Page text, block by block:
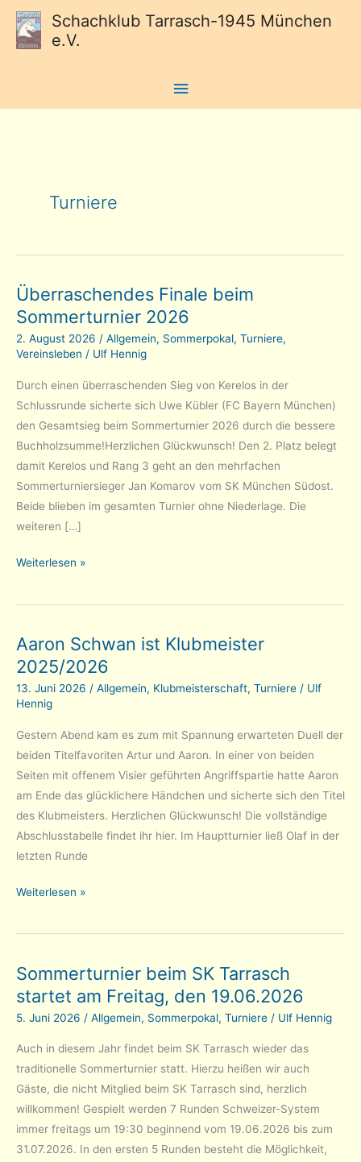
Schachklub Tarrasch-1945 München
e.V.
Hauptmenü
Turniere
Überraschendes Finale beim
Sommerturnier 2026
2. August 2026 / Allgemein, Sommerpokal, Turniere,
Vereinsleben / Ulf Hennig
Durch einen überraschenden Sieg von Kerelos in der
Schlussrunde sicherte sich Uwe Kübler (FC Bayern München)
den Gesamtsieg beim Sommerturnier 2026 durch die bessere
Buchholzsumme!Herzlichen Glückwunsch! Den 2. Platz belegt
damit Kerelos und Rang 3 geht an den mehrfachen
Sommerturniersieger Jan Komarov vom SK München Südost.
Beide blieben im gesamten Turnier ohne Niederlage. Die
weiteren […]
Überraschendes
beim
2026
Weiterlesen »
Aaron Schwan ist Klubmeister
2025/2026
13. Juni 2026 / Allgemein, Klubmeisterschaft, Turniere / Ulf
Hennig
Gestern Abend kam es zum mit Spannung erwarteten Duell der
beiden Titelfavoriten Artur und Aaron. In einer von beiden
Seiten mit offenem Visier geführten Angriffspartie hatte Aaron
am Ende das glücklichere Händchen und sicherte sich den Titel
des Klubmeisters. Herzlichen Glückwunsch! Die vollständige
Abschlusstabelle findet ihr hier. Im Hauptturnier ließ Olaf in der
letzten Runde
Aaron
ist
2025/2026
Weiterlesen »
Sommerturnier beim SK Tarrasch
startet am Freitag, den 19.06.2026
5. Juni 2026 / Allgemein, Sommerpokal, Turniere / Ulf Hennig
Auch in diesem Jahr findet beim SK Tarrasch wieder das
traditionelle Sommerturnier statt. Hierzu heißen wir auch
Gäste, die nicht Mitglied beim SK Tarrasch sind, herzlich
willkommen! Gespielt werden 7 Runden Schweizer-System
immer freitags um 19:30 beginnend vom 19.06.2026 bis zum
31.07.2026. In den ersten 5 Runden besteht die Möglichkeit,